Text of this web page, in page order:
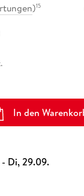
)15
In den
Di, 29.09.